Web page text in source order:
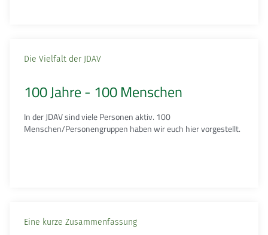
Die Vielfalt der JDAV
100 Jahre - 100 Menschen
In der JDAV sind viele Personen aktiv. 100
Menschen/Personengruppen haben wir euch hier vorgestellt.
Eine kurze Zusammenfassung